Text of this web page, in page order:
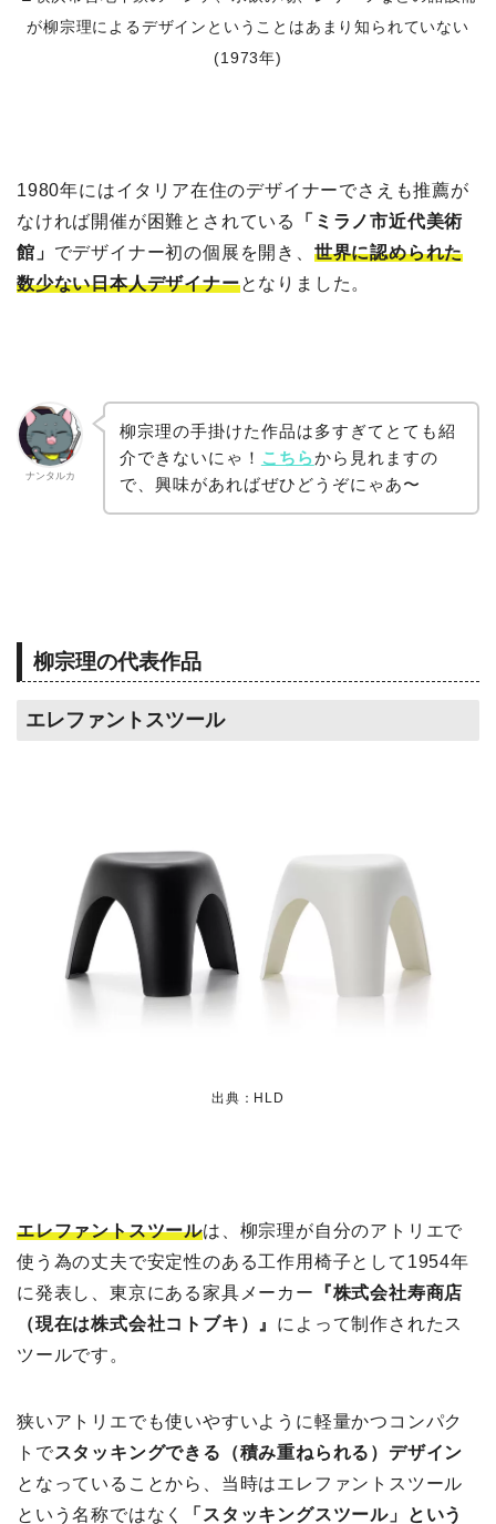
が柳宗理によるデザインということはあまり知られていない
(1973年)
1980年にはイタリア在住のデザイナーでさえも推薦が
なければ開催が困難とされている
「ミラノ市近代美術
館」 でデザイナー初の個展を開き、 世界に認められた
数少ない日本人デザイナーとなりました。
ナンタルカ
柳宗理の手掛けた作品は多すぎてとても紹
介できないにゃ！ こちらから見れますの
で、興味があればぜひどうぞにゃあ〜
柳宗理の代表作品
エレファントスツール
出典：HLD
エレファントスツールは、柳宗理が自分のアトリエで
使う為の丈夫で安定性のある工作用椅子として1954年
に発表し、東京にある家具メーカー
『株式会社寿商店
（現在は株式会社コトブキ）』 によって制作されたス
ツールです。
狭いアトリエでも使いやすいように軽量かつコンパク
トでスタッキングできる（積み重ねられる）デザイン
となっていることから、当時はエレファントスツール
という名称ではなく
「スタッキングスツール」という